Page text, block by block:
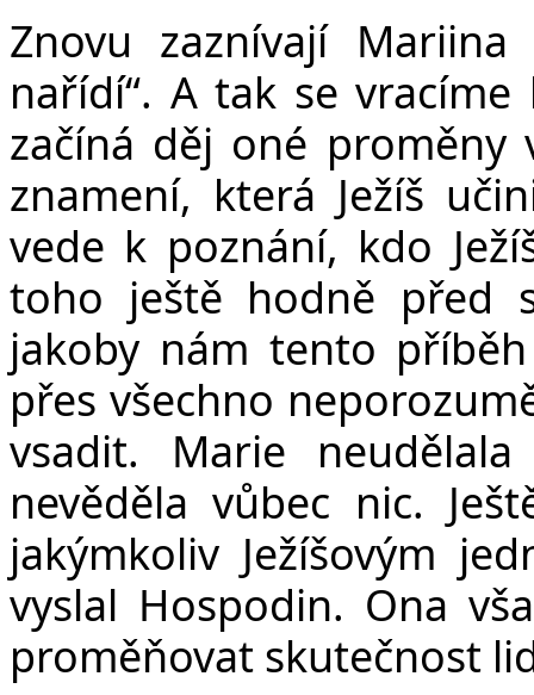
Znovu zaznívají
nařídí“. A tak se
začíná děj oné proměny
znamení, která Ježíš
vede k poznání, kdo
toho ještě hodně před
jakoby nám tento
přes všechno
vsadit. Marie
nevěděla vůbec nic.
jakýmkoliv Ježíšovým
vyslal Hospodin. Ona
proměňovat skutečnost